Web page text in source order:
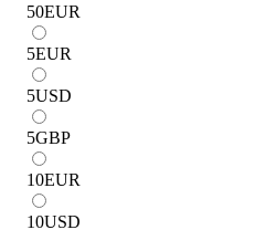
50EUR
5EUR
5USD
5GBP
10EUR
10USD